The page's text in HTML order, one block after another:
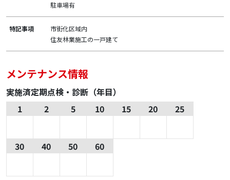
駐車場有
特記事項
市街化区域内
住友林業施工の一戸建て
メンテナンス情報
実施済定期点検・診断（年目）
1
2 5 10 15 20 25
30 40 50 60